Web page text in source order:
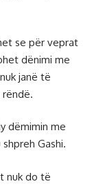
se për veprat
dënimi me
janë të
dëmimin me
Gashi.
nuk do të